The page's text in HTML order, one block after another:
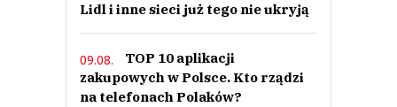
Lidl i inne sieci już tego nie ukryją
09.08.
TOP 10 aplikacji
zakupowych w Polsce. Kto rządzi
na telefonach Polaków?